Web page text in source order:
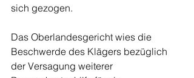
sich gezogen.
Das Oberlandesgericht wies die
Beschwerde des Klägers bezüglich
der Versagung weiterer